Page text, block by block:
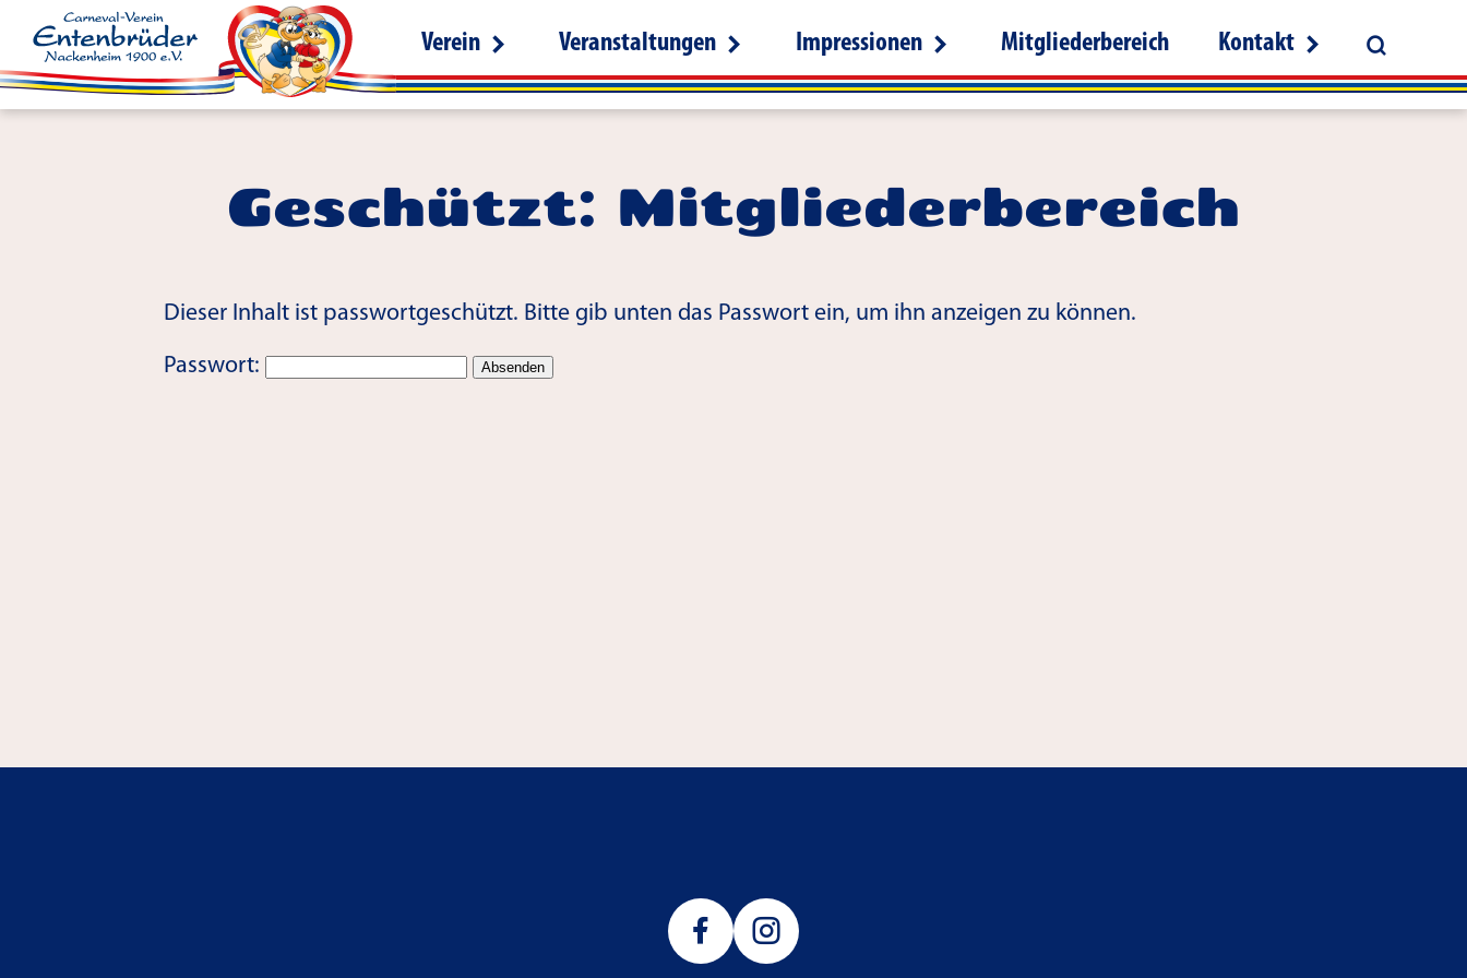
Verein Veranstaltungen Impressionen Mitgliederbereich Kontakt
Geschützt: Mitgliederbereich
Dieser Inhalt ist passwortgeschützt. Bitte gib unten das Passwort ein, um ihn anzeigen zu können.
Passwort: